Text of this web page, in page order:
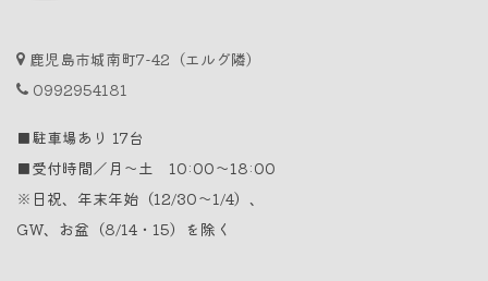
鹿児島市城南町7-42（エルグ隣）
0992954181
■駐車場あり 17台
■受付時間／月〜土 10:00〜18:00
※日祝、年末年始（12/30〜1/4）、
GW、お盆（8/14・15）を除く